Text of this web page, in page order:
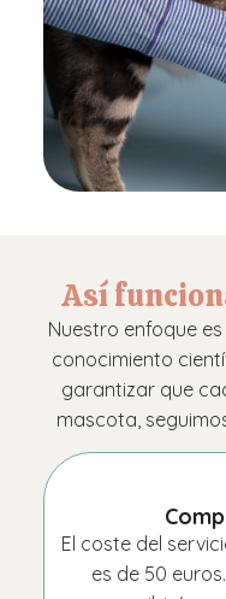
Así
Nuestro enfoque
conocimiento
garantizar que
mascota,
El coste del
es de 50